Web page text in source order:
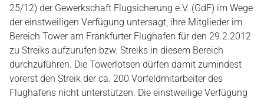
25/12) der Gewerkschaft Flugsicherung e.V. (GdF) im Wege
der einstweiligen Verfügung untersagt, ihre Mitglieder im
Bereich Tower am Frankfurter Flughafen für den 29.2.2012
zu Streiks aufzurufen bzw. Streiks in diesem Bereich
durchzuführen. Die Towerlotsen dürfen damit zumindest
vorerst den Streik der ca. 200 Vorfeldmitarbeiter des
Flughafens nicht unterstützen. Die einstweilige Verfügung